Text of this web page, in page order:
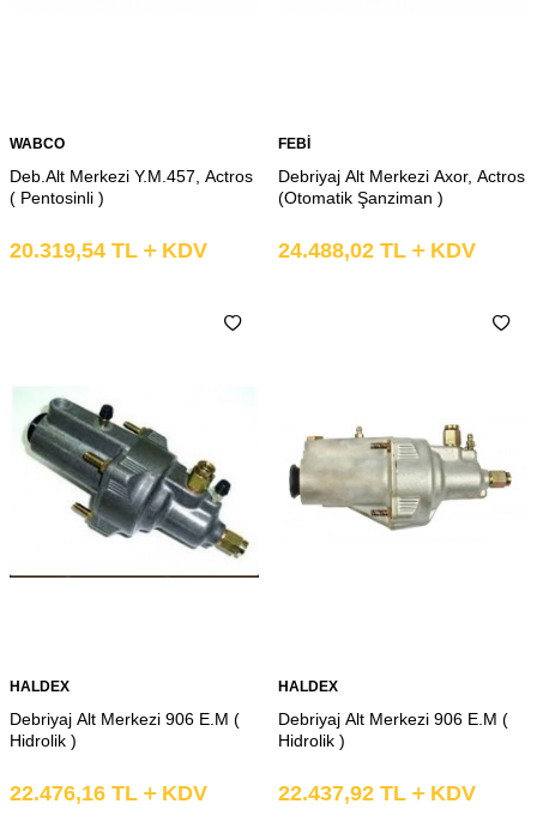
WABCO
Deb.Alt Merkezi Y.M.457, Actros
( Pentosinli )
20.319,54 TL KDV
FEBİ
Debriyaj Alt Merkezi Axor, Actros
(Otomatik Şanziman )
24.488,02 TL KDV
HALDEX
Debriyaj Alt Merkezi 906 E.M (
Hidrolik )
22.476,16 TL KDV
HALDEX
Debriyaj Alt Merkezi 906 E.M (
Hidrolik )
22.437,92 TL KDV